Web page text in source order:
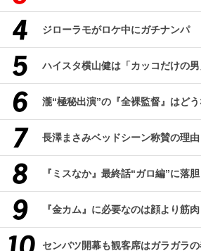
ジローラモがロケ中にガチナンパ
ハイスタ横山健は「カッコだけの男
瀧“極秘出演”の『全裸監督』はどう
長澤まさみベッドシーン称賛の理由
『ミスなか』最終話“ガロ編”に落
『金カム』に必要なのは顔より筋肉
センバツ開幕も観客席はガラガラ